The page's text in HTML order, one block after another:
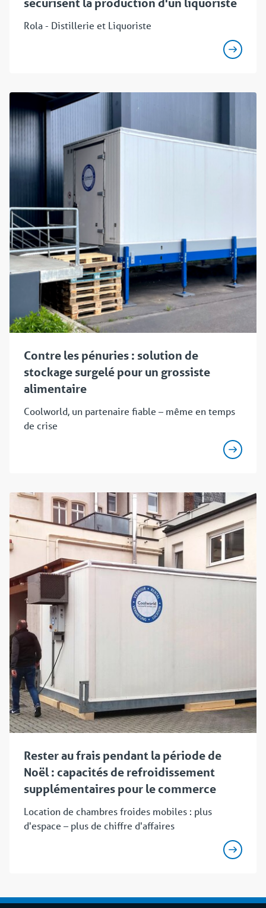
Rola - Distillerie et Liquoriste
Contre les pénuries : solution de
stockage surgelé pour un grossiste
alimentaire
Coolworld, un partenaire fiable – même en temps
de crise
Rester au frais pendant la période de
Noël : capacités de refroidissement
supplémentaires pour le commerce
Location de chambres froides mobiles : plus
d'espace – plus de chiffre d'affaires